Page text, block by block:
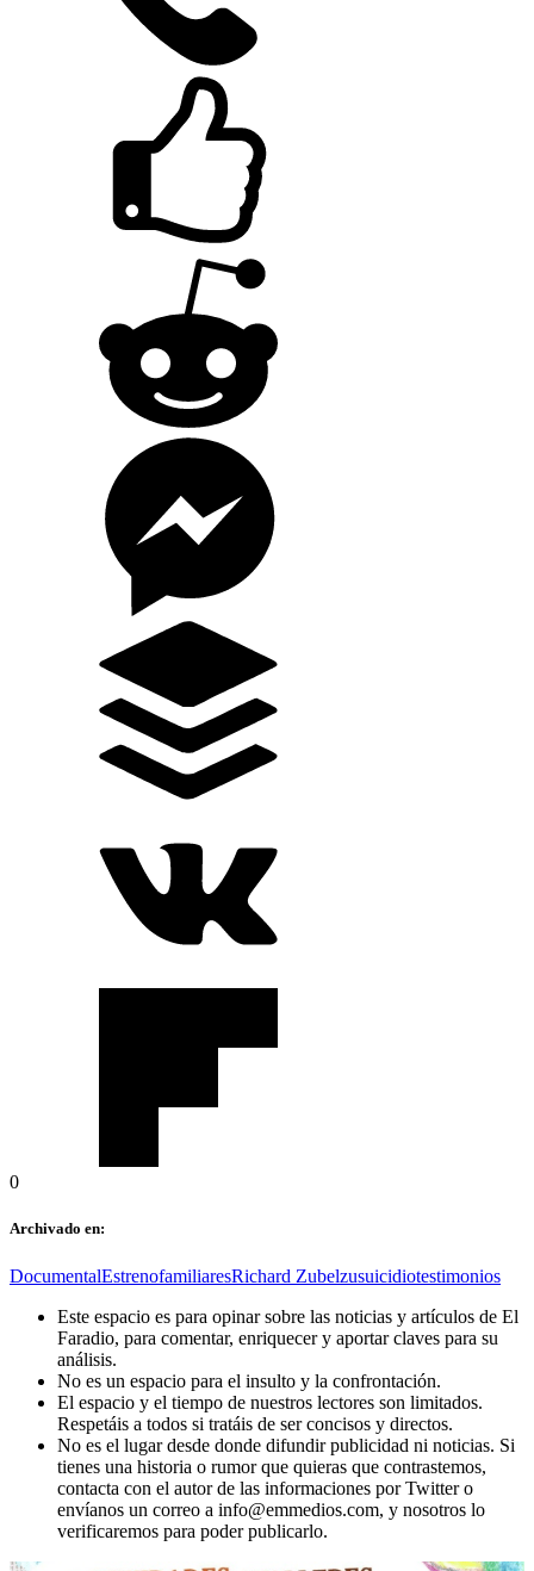
0
Archivado en:
DocumentalEstrenofamiliaresRichard Zubelzusuicidiotestimonios
Este espacio es para opinar sobre las noticias y artículos de El
Faradio, para comentar, enriquecer y aportar claves para su
análisis.
No es un espacio para el insulto y la confrontación.
El espacio y el tiempo de nuestros lectores son limitados.
Respetáis a todos si tratáis de ser concisos y directos.
No es el lugar desde donde difundir publicidad ni noticias. Si
tienes una historia o rumor que quieras que contrastemos,
contacta con el autor de las informaciones por Twitter o
envíanos un correo a info@emmedios.com, y nosotros lo
verificaremos para poder publicarlo.